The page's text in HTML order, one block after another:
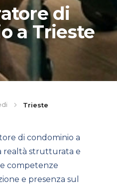
di
a Trieste
Trieste
di condominio a
realtà strutturata e
competenze
e presenza sul